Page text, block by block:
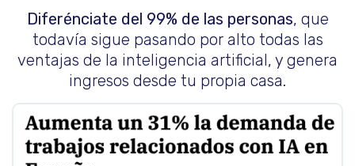
Diferénciate del 99% de las personas, que
todavía sigue pasando por alto todas las
ventajas de la inteligencia artificial, y genera
ingresos desde tu propia casa.